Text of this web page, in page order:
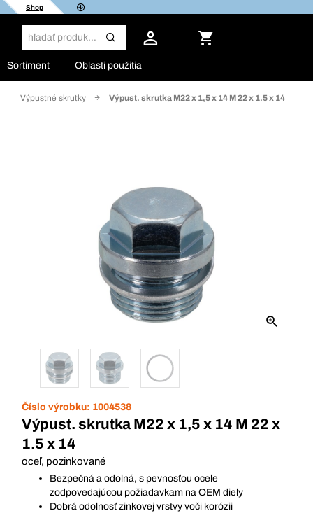
Shop
Sortiment Oblasti použitia
Výpustné skrutky Výpust. skrutka M22 x 1,5 x 14 M 22 x 1.5 x 14
Číslo výrobku: 1004538
Výpust. skrutka M22 x 1,5 x 14 M 22 x
1.5 x 14
oceľ, pozinkované
Bezpečná a odolná, s pevnosťou ocele
zodpovedajúcou požiadavkam na OEM diely
Dobrá odolnosť zinkovej vrstvy voči korózii